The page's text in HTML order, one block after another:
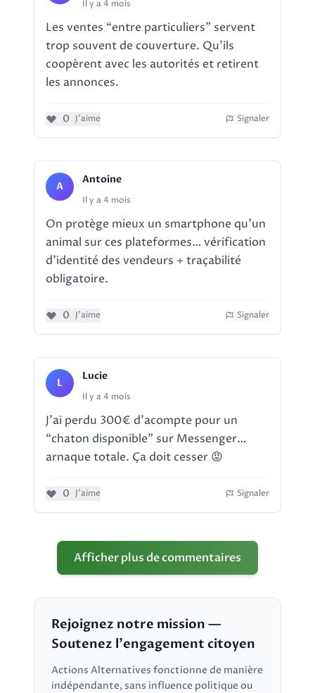
Il y a 4 mois
Les ventes “entre particuliers” servent
trop souvent de couverture. Qu’ils
coopèrent avec les autorités et retirent
les annonces.
0 J'aime Signaler
A
Antoine
Il y a 4 mois
On protège mieux un smartphone qu’un
animal sur ces plateformes… vérification
d’identité des vendeurs + traçabilité
obligatoire.
0 J'aime Signaler
L
Lucie
Il y a 4 mois
J’ai perdu 300€ d’acompte pour un
“chaton disponible” sur Messenger…
arnaque totale. Ça doit cesser 😡
0 J'aime Signaler
Afficher plus de commentaires
Rejoignez notre mission —
Soutenez l'engagement citoyen
Actions Alternatives fonctionne de manière
indépendante, sans influence politique ou